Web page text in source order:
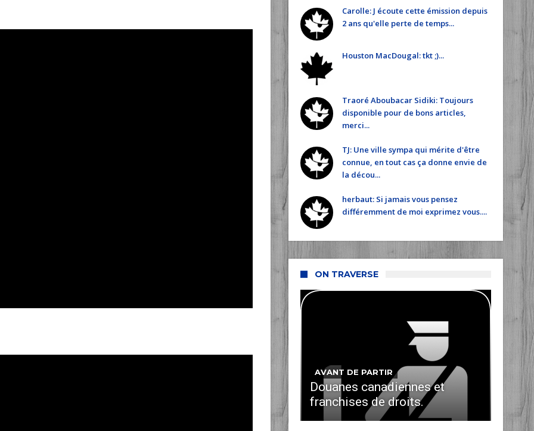
Carolle: J écoute cette émission depuis
2 ans qu'elle perte de temps...
Houston MacDougal: tkt ;)...
Traoré Aboubacar Sidiki: Toujours
disponible pour de bons articles,
merci...
TJ: Une ville sympa qui mérite d'être
connue, en tout cas ça donne envie de
la décou...
herbaut: Si jamais vous pensez
différemment de moi exprimez vous....
ON TRAVERSE
AVANT DE PARTIR
Douanes canadiennes et
franchises de droits.